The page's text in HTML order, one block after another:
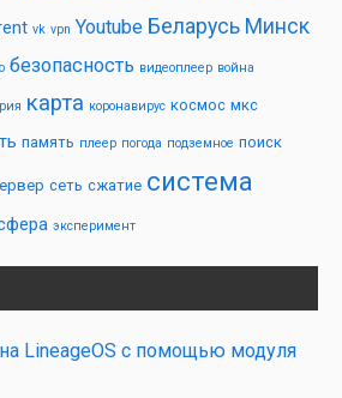
vk vpn Youtube Беларусь Минск
безопасность видеоплеер война
карта коронавирус космос мкс
память плеер погода подземное поиск
сеть сжатие система
эксперимент
на LineageOS с помощью модуля